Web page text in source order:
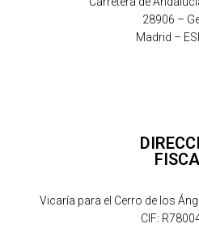
28906 –
Madrid –
Vicaría para el Cerro de los
CIF: